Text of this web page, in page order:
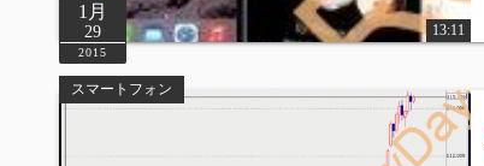
1月
29
2015
13:11
スマートフォン